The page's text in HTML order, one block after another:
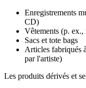
Enregistrements
CD)
Vêtements (p. ex.,
Sacs et tote bags
Articles fabriqués
par l'artiste)
Les produits dérivés et